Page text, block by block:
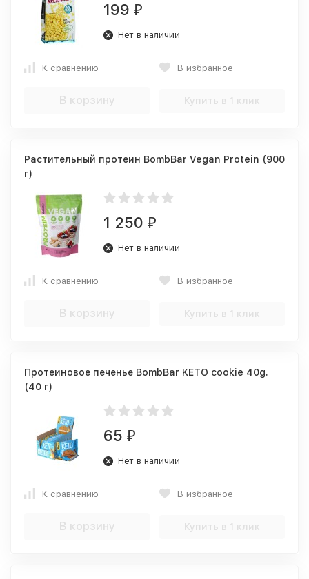
199 ₽
Нет в наличии
К сравнению В избранное
В корзину Купить в 1 клик
Растительный протеин BombBar Vegan Protein (900
г)
1 250 ₽
Нет в наличии
К сравнению В избранное
В корзину Купить в 1 клик
Протеиновое печенье BombBar KETO cookie 40g.
(40 г)
65 ₽
Нет в наличии
К сравнению В избранное
В корзину Купить в 1 клик